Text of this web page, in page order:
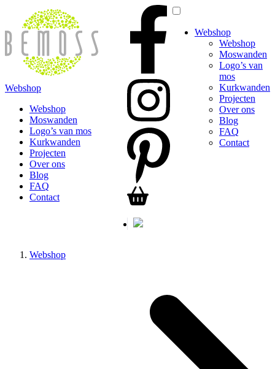
Webshop
Webshop
Moswanden
Logo’s van mos
Kurkwanden
Projecten
Over ons
Blog
FAQ
Contact
Webshop
Webshop
Moswanden
Logo’s van
mos
Kurkwanden
Projecten
Over ons
Blog
FAQ
Contact
Webshop